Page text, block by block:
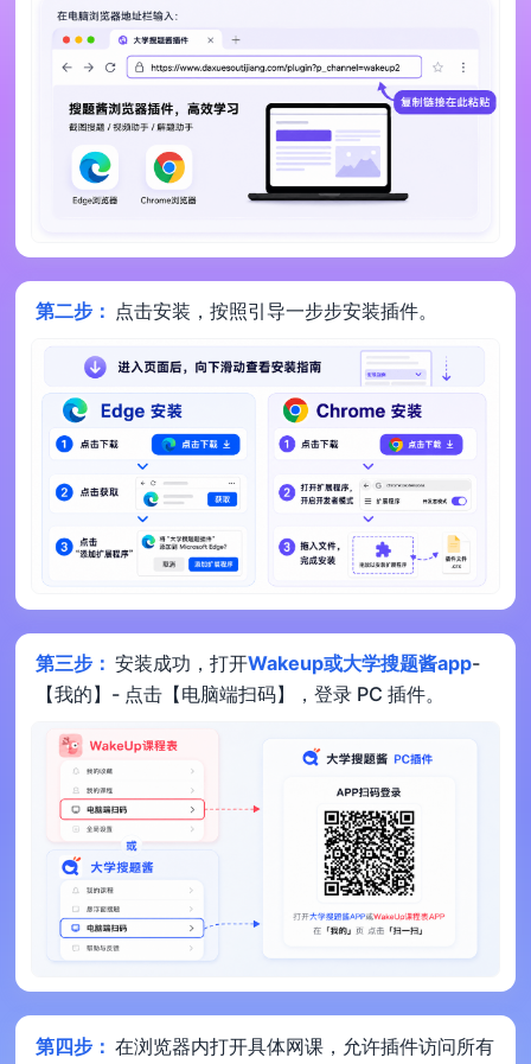
第二步： 点击安装，按照引导一步步安装插件。
第三步： 安装成功，打开Wakeup或大学搜题酱app-
【我的】- 点击【电脑端扫码】，登录 PC 插件。
第四步： 在浏览器内打开具体网课，允许插件访问所有